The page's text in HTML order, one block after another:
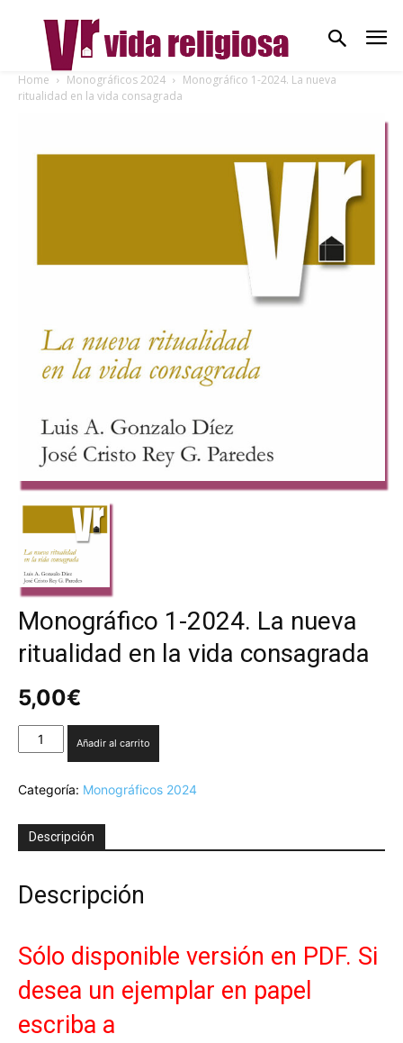
Home Monográficos 2024
Monográfico 1-2024. La nueva
ritualidad en la vida consagrada
Monográfico 1-2024. La nueva
ritualidad en la vida consagrada
5,00€
Monográfico
1-
La
ritualidad
vida
consagrada
Añadir al carrito
Categoría: Monográficos 2024
Descripción
Descripción
Sólo disponible versión en PDF. Si
desea un ejemplar en papel
escriba a